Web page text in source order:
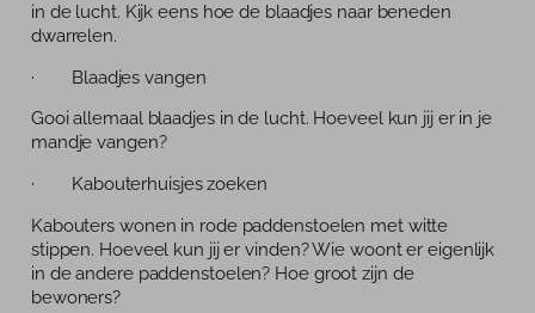
in de lucht. Kijk eens hoe de blaadjes naar beneden
dwarrelen.
· Blaadjes vangen
Gooi allemaal blaadjes in de lucht. Hoeveel kun jij er in je
mandje vangen?
· Kabouterhuisjes zoeken
Kabouters wonen in rode paddenstoelen met witte
stippen. Hoeveel kun jij er vinden? Wie woont er eigenlijk
in de andere paddenstoelen? Hoe groot zijn de
bewoners?